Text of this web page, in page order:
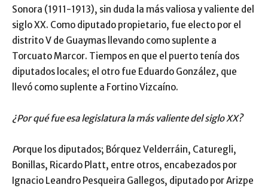
Sonora (1911-1913), sin duda la más valiosa y valiente del
siglo XX. Como diputado propietario, fue electo por el
distrito V de Guaymas llevando como suplente a
Torcuato Marcor. Tiempos en que el puerto tenía dos
diputados locales; el otro fue Eduardo González, que
llevó como suplente a Fortino Vizcaíno.
¿Por qué fue esa legislatura la más valiente del siglo XX?
Porque los diputados; Bórquez Velderráin, Caturegli,
Bonillas, Ricardo Platt, entre otros, encabezados por
Ignacio Leandro Pesqueira Gallegos, diputado por Arizpe